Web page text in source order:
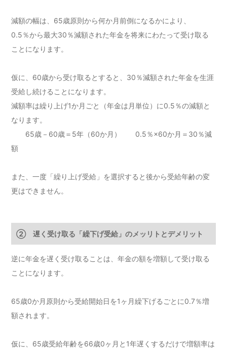
減額の幅は、65歳原則から何か月前倒になるかにより、
0.5％から最大30％減額された年金を将来にわたって受け取る
ことになります。
仮に、60歳から受け取るとすると、30％減額された年金を生涯
受給し続けることになります。
減額率は繰り上げ1か月ごと（年金は月単位）に0.5％の減額と
なります。
65歳－60歳＝5年（60か月） 0.5％×60か月＝30％減
額
また、一度「繰り上げ受給」を選択すると後から受給年齢の変
更はできません。
② 遅く受け取る「繰下げ受給」のメッリトとデメリット
逆に年金を遅く受け取ることは、年金の額を増額して受け取る
ことになります。
65歳0か月原則から受給開始日を1ヶ月繰下げるごとに0.7％増
額されます。
仮に、65歳受給年齢を66歳0ヶ月と1年遅くするだけで増額率は